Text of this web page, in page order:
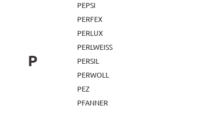
P
PEPSI
PERFEX
PERLUX
PERLWEISS
PERSIL
PERWOLL
PEZ
PFANNER